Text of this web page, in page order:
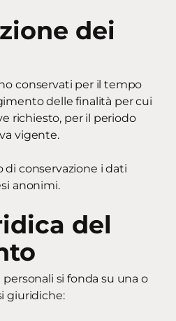
dei
conservati per il tempo
delle finalità per cui
richiesto, per il periodo
vigente.
conservazione i dati
anonimi.
del
si fonda su una o
giuridiche: